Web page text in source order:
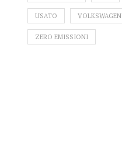
USATO VOLKSWAGEN
ZERO EMISSIONI